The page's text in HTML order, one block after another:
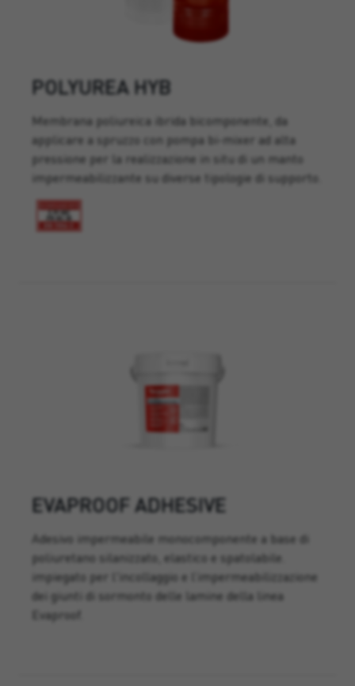
POLYUREA HYB
Membrana poliureica ibrida bicomponente, da
applicare a spruzzo con pompa bi-mixer ad alta
pressione per la realizzazione in situ di un manto
impermeabilizzante su diverse tipologie di supporto.
EVAPROOF ADHESIVE
Adesivo impermeabile monocomponente a base di
poliuretano silanizzato, elastico e spatolabile.
impiegato per l'incollaggio e l’impermeabilizzazione
dei giunti di sormonto delle lamine della linea
Evaproof.